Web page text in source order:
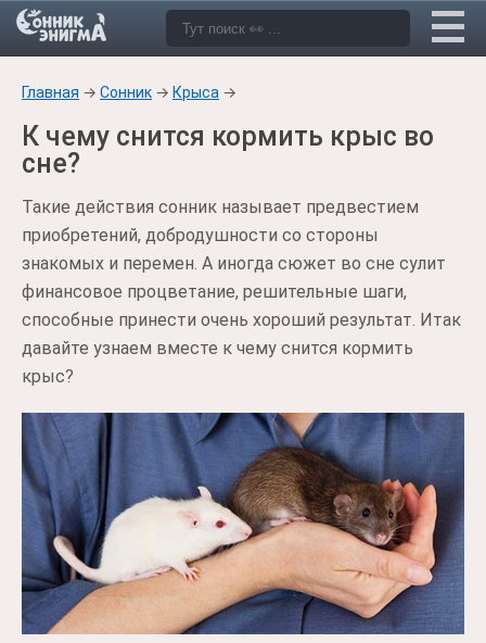
Главная → Сонник → Крыса →
К чему снится кормить крыс во
сне?
Такие действия сонник называет предвестием
приобретений, добродушности со стороны
знакомых и перемен. А иногда сюжет во сне сулит
финансовое процветание, решительные шаги,
способные принести очень хороший результат. Итак
давайте узнаем вместе к чему снится кормить
крыс?